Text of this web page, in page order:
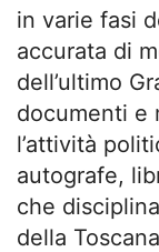
in varie fasi
accurata di
dell’ultimo
documenti e
l’attività
autografe,
che
della